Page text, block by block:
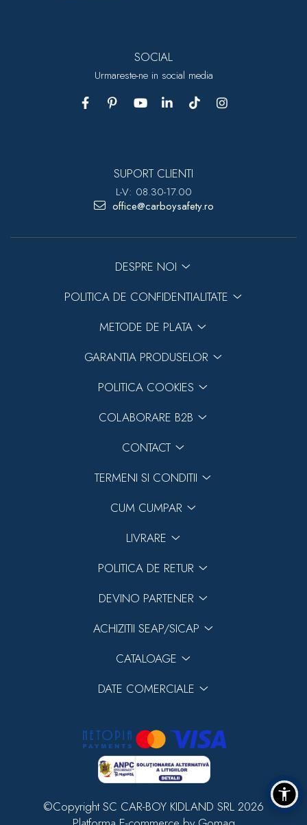
SOCIAL
Urmareste-ne in social media
SUPORT CLIENTI
L-V: 08.30-17.00
office@carboysafety.ro
DESPRE NOI
POLITICA DE CONFIDENTIALITATE
METODE DE PLATA
GARANTIA PRODUSELOR
POLITICA COOKIES
COLABORARE B2B
CONTACT
TERMENI SI CONDITII
CUM CUMPAR
LIVRARE
POLITICA DE RETUR
DEVINO PARTENER
ACHIZITII SEAP/SICAP
CATALOAGE
DATE COMERCIALE
©Copyright SC CAR-BOY KIDLAND SRL 2026